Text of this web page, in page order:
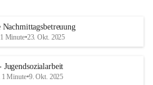
Nachmittagsbetreuung
Minute•23. Okt. 2025
Jugendsozialarbeit
1 Minute•9. Okt. 2025